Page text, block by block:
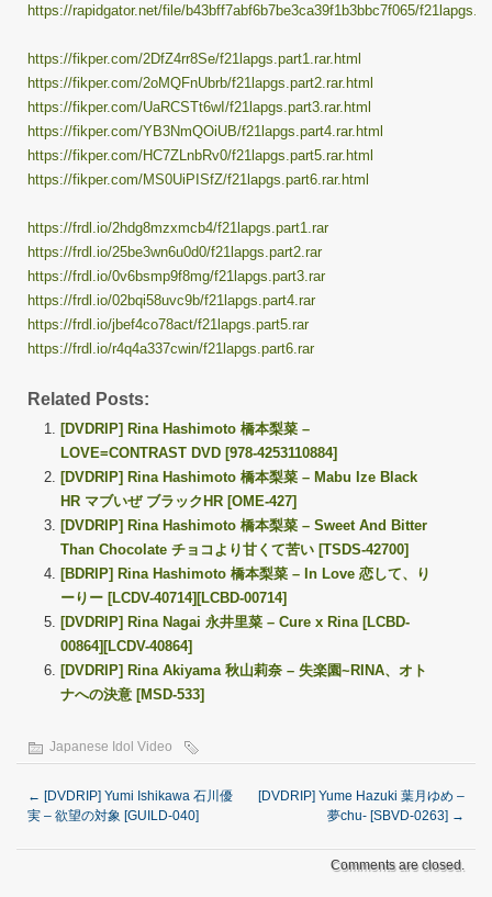
https://rapidgator.net/file/b43bff7abf6b7be3ca39f1b3bbc7f065/
https://fikper.com/2DfZ4rr8Se/f21lapgs.part1.rar.html
https://fikper.com/2oMQFnUbrb/f21lapgs.part2.rar.html
https://fikper.com/UaRCSTt6wI/f21lapgs.part3.rar.html
https://fikper.com/YB3NmQOiUB/f21lapgs.part4.rar.html
https://fikper.com/HC7ZLnbRv0/f21lapgs.part5.rar.html
https://fikper.com/MS0UiPISfZ/f21lapgs.part6.rar.html
https://frdl.io/2hdg8mzxmcb4/f21lapgs.part1.rar
https://frdl.io/25be3wn6u0d0/f21lapgs.part2.rar
https://frdl.io/0v6bsmp9f8mg/f21lapgs.part3.rar
https://frdl.io/02bqi58uvc9b/f21lapgs.part4.rar
https://frdl.io/jbef4co78act/f21lapgs.part5.rar
https://frdl.io/r4q4a337cwin/f21lapgs.part6.rar
Related Posts:
[DVDRIP] Rina Hashimoto 橋本梨菜 –
LOVE=CONTRAST DVD [978-4253110884]
[DVDRIP] Rina Hashimoto 橋本梨菜 – Mabu Ize Black
HR マブいぜ ブラックHR [OME-427]
[DVDRIP] Rina Hashimoto 橋本梨菜 – Sweet And Bitter
Than Chocolate チョコより甘くて苦い [TSDS-42700]
[BDRIP] Rina Hashimoto 橋本梨菜 – In Love 恋して、り
ーりー [LCDV-40714][LCBD-00714]
[DVDRIP] Rina Nagai 永井里菜 – Cure x Rina [LCBD-
00864][LCDV-40864]
[DVDRIP] Rina Akiyama 秋山莉奈 – 失楽園~RINA、オト
ナへの決意 [MSD-533]
Japanese Idol Video
← [DVDRIP] Yumi Ishikawa 石川優
実 – 欲望の対象 [GUILD-040]
[DVDRIP] Yume Hazuki 葉月ゆめ –
夢chu- [SBVD-0263] →
Comments are closed.